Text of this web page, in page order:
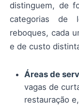
distinguem, de
categorias de
reboques, cada
e de custo
Áreas de
vagas de
restauração